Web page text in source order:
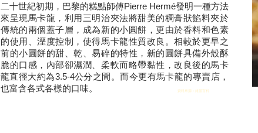
二十世紀初期， 巴黎的糕點師傅Pierre Hermé發明一種方法
來呈現馬卡龍，利用三明治夾法將甜美的稠膏狀餡料夾於
傳統的兩個蓋子層，成為新的小圓餅，更由於香料和色素
的使用、溼度控制，使得馬卡龍性質改良。相較於更早之
前的小圓餅的甜、乾、易碎的特性，新的圓餅具備外殼酥
脆的口感，內部卻濕潤、柔軟而略帶黏性，改良後的馬卡
龍直徑大約為3.5-4公分之間。而今更有馬卡龍的專賣店，
也富含各式各樣的口味。
資料來源：維基百科